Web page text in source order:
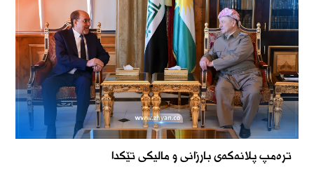
ترەمپ پلانەکەی بارزانی و مالیکی تێکدا